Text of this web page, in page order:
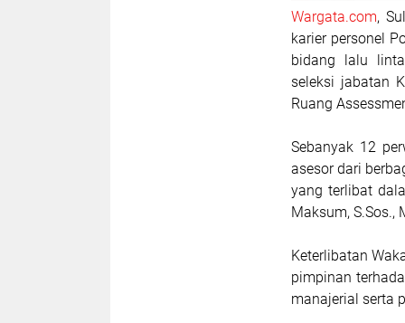
Wargata.com,
karier personel
bidang lalu
seleksi jabatan
Ruang
Sebanyak 12
asesor dari
yang terlibat
Maksum, S.Sos.,
Keterlibatan
pimpinan
manajerial serta